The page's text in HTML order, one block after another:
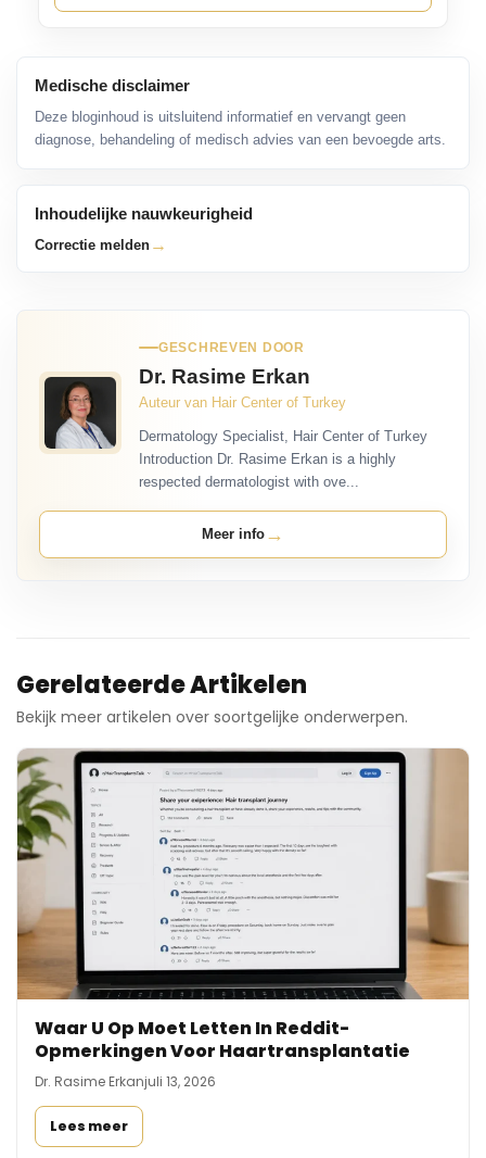
Medische disclaimer
Deze bloginhoud is uitsluitend informatief en vervangt geen
diagnose, behandeling of medisch advies van een bevoegde arts.
Inhoudelijke nauwkeurigheid
Correctie melden →
GESCHREVEN DOOR
Dr. Rasime Erkan
Auteur van Hair Center of Turkey
Dermatology Specialist, Hair Center of Turkey
Introduction Dr. Rasime Erkan is a highly
respected dermatologist with ove...
Meer info →
Gerelateerde Artikelen
Bekijk meer artikelen over soortgelijke onderwerpen.
Waar U Op Moet Letten In Reddit-
Opmerkingen Voor Haartransplantatie
Dr. Rasime Erkanjuli 13, 2026
Lees meer